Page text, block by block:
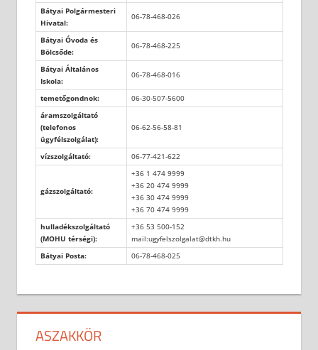
Bátyai Polgármesteri
Hivatal:
06-78-468-026
Bátyai Óvoda és
Bölcsőde:
06-78-468-225
Bátyai Általános
Iskola:
06-78-468-016
temetőgondnok:
06-30-507-5600
áramszolgáltató
(telefonos
ügyfélszolgálat):
06-62-56-58-81
vízszolgáltató: 06-77-421-622
gázszolgáltató:
+36 1 474 9999
+36 20 474 9999
+36 30 474 9999
+36 70 474 9999
hulladékszolgáltató
(MOHU térségi):
+36 53 500-152
mail:ugyfelszolgalat@dtkh.hu
Bátyai Posta:
06-78-468-025
ASZAKKÖR